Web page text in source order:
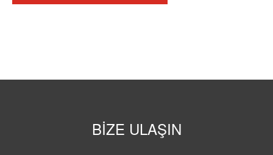
BIZE ULAŞIN